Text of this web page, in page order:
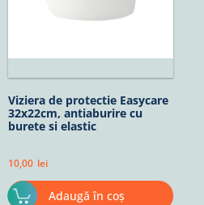
Viziera de protectie Easycare
32x22cm, antiaburire cu
burete si elastic
10,00 lei
Adaugă în coș